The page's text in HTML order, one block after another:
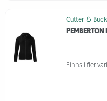
Cutter & Buck
Finns i fler